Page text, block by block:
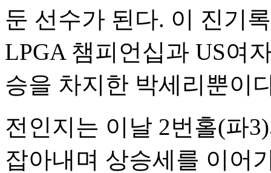
둔 선수가 된다. 이 진기
LPGA 챔피언십과 US여
승을 차지한 박세리뿐이
전인지는 이날 2번홀(파
잡아내며 상승세를 이어